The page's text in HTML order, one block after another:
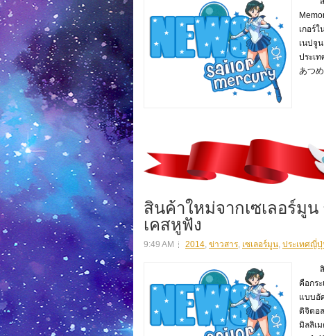
เกอร์
เนปจู
ประเ
あつ
สินค้าใหม่จากเซเลอร์มู
เคสหูฟัง
9:49 AM 2014, ข่าวสาร, เซเลอร์มูน, ประเทศญี่
สินค้
คือกร
แบบอั
ดิจิตอ
มิลลิเ